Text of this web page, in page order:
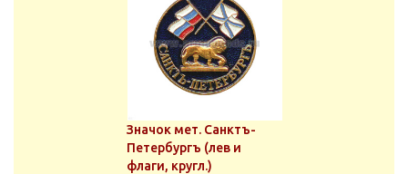
Значок мет. Санктъ-
Петербургъ (лев и
флаги, кругл.)